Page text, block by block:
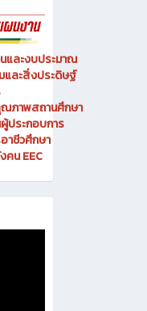
และงบประมาณ
และสิ่งประดิษฐ์
ณภาพสถานศึกษา
ประกอบการ
าชีวศึกษา
คน EEC